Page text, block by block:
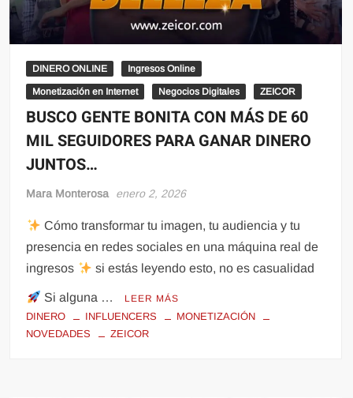
DINERO ONLINE Ingresos Online
Monetización en Internet Negocios Digitales ZEICOR
BUSCO GENTE BONITA CON MÁS DE 60
MIL SEGUIDORES PARA GANAR DINERO
JUNTOS…
Mara Monterosa enero 2, 2026
Cómo transformar tu imagen, tu audiencia y tu
presencia en redes sociales en una máquina real de
ingresos
si estás leyendo esto, no es casualidad
Si alguna … LEER MÁS
DINERO INFLUENCERS
MONETIZACIÓN
NOVEDADES
ZEICOR